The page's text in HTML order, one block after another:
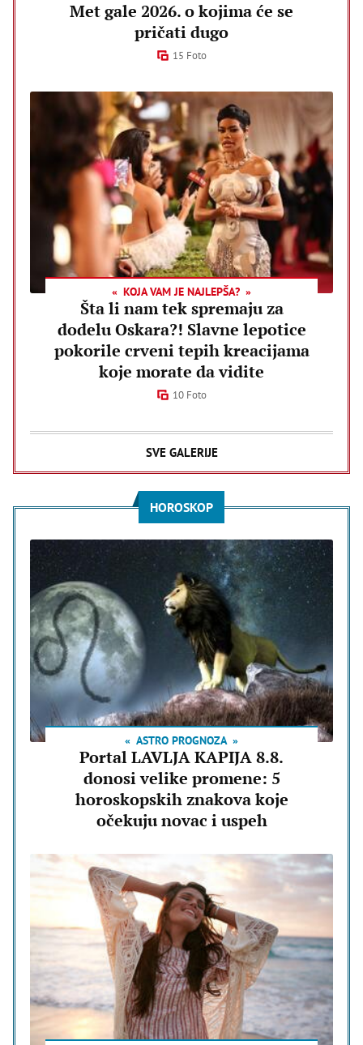
Met gale 2026. o kojima će se
pričati dugo
15 Foto
KOJA VAM JE NAJLEPŠA?
Šta li nam tek spremaju za
dodelu Oskara?! Slavne lepotice
pokorile crveni tepih kreacijama
koje morate da vidite
10 Foto
SVE GALERIJE
HOROSKOP
ASTRO PROGNOZA
Portal LAVLJA KAPIJA 8.8.
donosi velike promene: 5
horoskopskih znakova koje
očekuju novac i uspeh